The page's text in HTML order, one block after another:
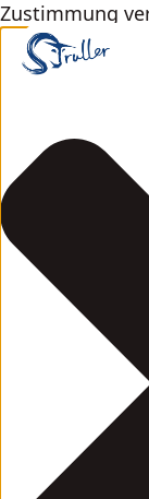
Zustimmung